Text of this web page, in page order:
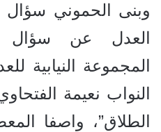
وبنى الحموني
العدل عن
المجموعة النيابية
النواب نعيمة
الطلاق”، واصفا